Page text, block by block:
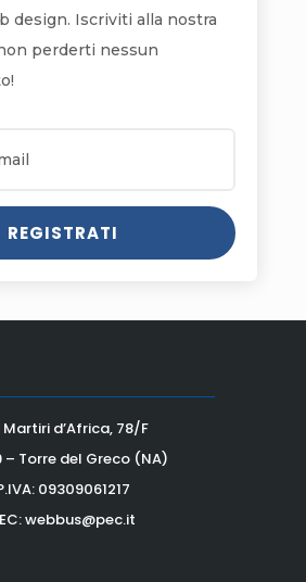
design. Iscriviti alla nostra
perderti nessun
REGISTRATI
Martiri d’Africa, 78/F
– Torre del Greco (NA)
09309061217
webbus@pec.it